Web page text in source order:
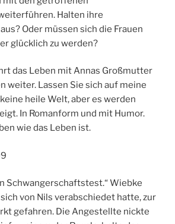
Halten ihre
Oder müssen sich die Frauen
glücklich zu werden?
das Leben mit Annas Großmutter
weiter. Lassen Sie sich auf meine
heile Welt, aber es werden
In Romanform und mit Humor.
wie das Leben ist.
Schwangerschaftstest.“ Wiebke
von Nils verabschiedet hatte, zur
gefahren. Die Angestellte nickte